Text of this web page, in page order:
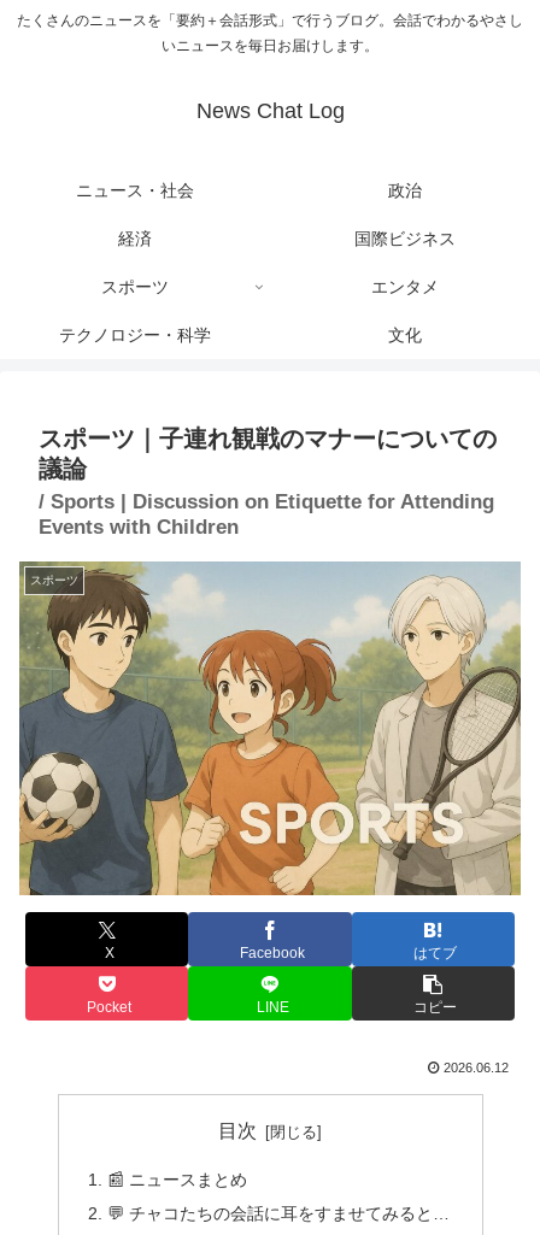
たくさんのニュースを「要約＋会話形式」で行うブログ。会話でわかるやさし
いニュースを毎日お届けします。
News Chat Log
ニュース・社会 政治
経済 国際ビジネス
スポーツ エンタメ
テクノロジー・科学 文化
スポーツ｜子連れ観戦のマナーについての
議論
/ Sports | Discussion on Etiquette for Attending
Events with Children
スポーツ
X Facebook はてブ
Pocket LINE コピー
2026.06.12
目次
📰 ニュースまとめ
💬 チャコたちの会話に耳をすませてみると…